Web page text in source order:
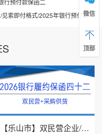
行预付款保函二
即付格式/2025年银行预付款保函四
【乐山市】双民营企业/采购供货/2026年银行履约保函四十二
微信
顶部